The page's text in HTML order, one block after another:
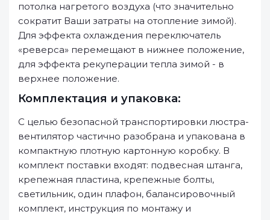
потолка нагретого воздуха (что значительно
сократит Ваши затраты на отопление зимой).
Для эффекта охлаждения переключатель
«реверса» перемещают в нижнее положение,
для эффекта рекуперации тепла зимой - в
верхнее положение.
Комплектация и упаковка:
С целью безопасной транспортировки люстра-
вентилятор частично разобрана и упакована в
компактную плотную картонную коробку. В
комплект поставки входят: подвесная штанга,
крепежная пластина, крепежные болты,
светильник, один плафон, балансировочный
комплект, инструкция по монтажу и